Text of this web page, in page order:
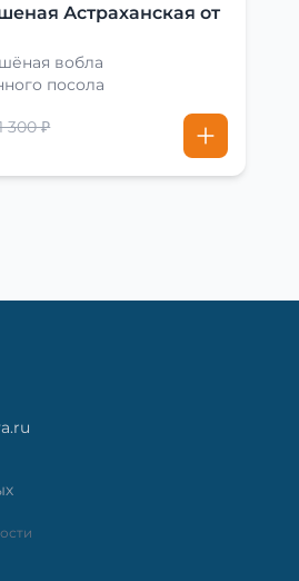
Астраханская от
вобла
посола
300 ₽